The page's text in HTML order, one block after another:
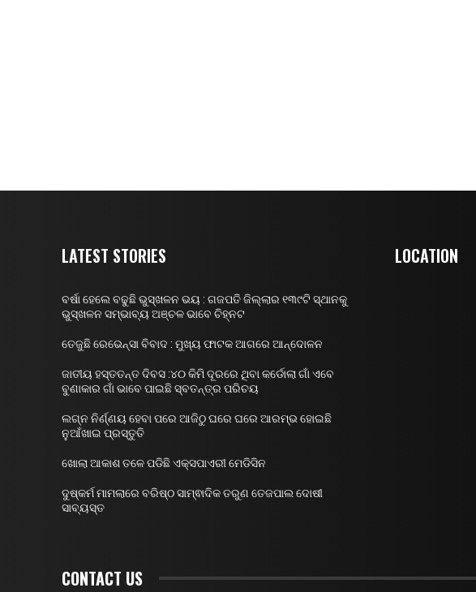
LATEST STORIES
ବର୍ଷା ହେଲେ ବଢୁଛି ଭୁସ୍ଖଳନ ଭୟ : ଗଜପତି ଜିଲ୍ଲାର ୧୩୯ଟି ସ୍ଥାନକୁ
ଭୁସ୍ଖଳନ ସମ୍ଭାବ୍ୟ ଅଞ୍ଚଳ ଭାବେ ଚିହ୍ନଟ
ତେଜୁଛି ରେଭେନ୍ସା ବିବାଦ : ମୁଖ୍ୟ ଫାଟକ ଆଗରେ ଆନ୍ଦୋଳନ
ଜାତୀୟ ହସ୍ତତନ୍ତ ଦିବସ :୪୦ କିମି ଦୂରରେ ଥିବା କର୍ଡୋଲା ଗାଁ ଏବେ
ବୁଣାକାର ଗାଁ ଭାବେ ପାଇଛି ସ୍ବତନ୍ତ୍ର ପରିଚୟ
ଲଗ୍ନ ନିର୍ଣ୍ଣୟ ହେବା ପରେ ଆଜିଠୁ ଘରେ ଘରେ ଆରମ୍ଭ ହୋଇଛି
ନୁଆଁଖାଇ ପ୍ରସ୍ତୁତି
ଖୋଲା ଆକାଶ ତଳେ ପଡିଛି ଏକ୍ସପାଏରୀ ମେଡିସିନ
ଦୁଷ୍କର୍ମ ମାମଲାରେ ବରିଷ୍ଠ ସାମ୍ଵାଦିକ ତରୁଣ ତେଜପାଲ ଦୋଷୀ
ସାବ୍ୟସ୍ତ
LOCATION
CONTACT US